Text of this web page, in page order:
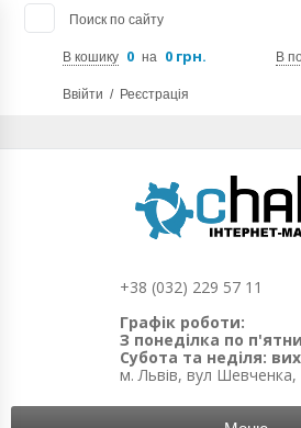
Поиск по сайту
В кошику 0 на 0 грн. В
Ввійти / Реєстрація
+38 (032) 229 57 11
Графік роботи:
З понеділка по
Субота та неділя:
м. Львів, вул Шевченка,